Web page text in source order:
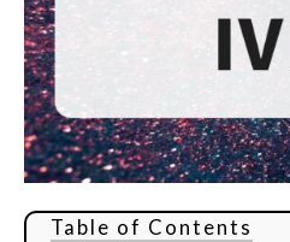
Table of Contents